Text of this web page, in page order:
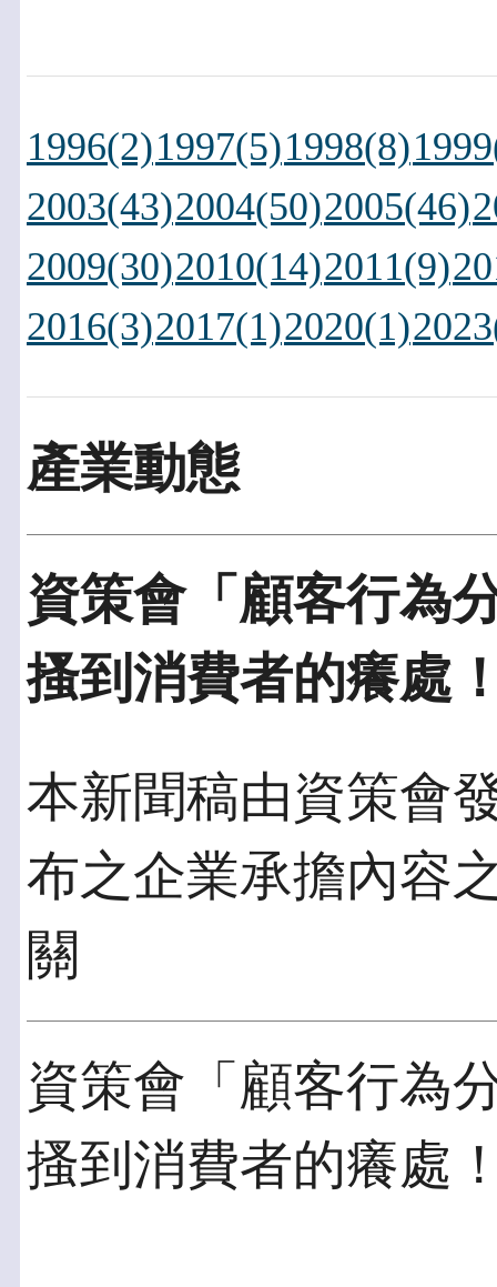
1996(2)1997(5)1998(8)
2003(43)2004(50)2005(46)
2009(30)2010(14)2011(9)
2016(3)2017(1)2020(1)
產業動態
資策會「顧客行為
搔到消費者的癢處
本新聞稿由資策會
布之企業承擔內容
關
資策會「顧客行為
搔到消費者的癢處